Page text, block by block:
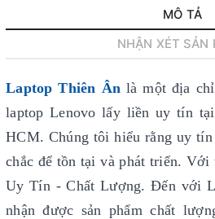
MÔ TẢ
NHẬN XÉT SẢN
Laptop Thiên Ân là một địa
laptop Lenovo lấy liền uy tín
HCM. Chúng tôi hiểu rằng uy
chắc để tồn tại và phát triển.
Uy Tín - Chất Lượng. Đến với
nhận được sản phẩm chất